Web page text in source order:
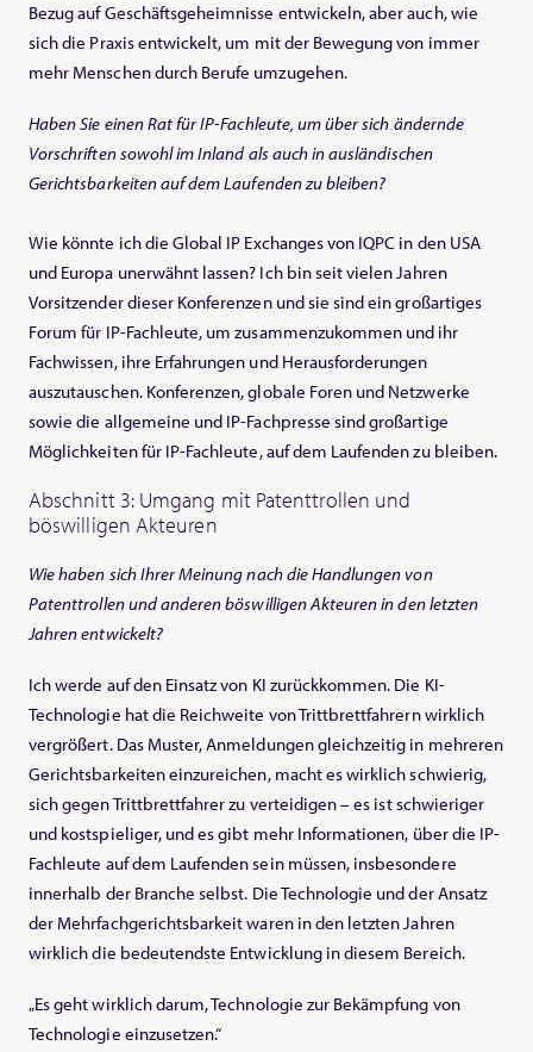
Bezug auf Geschäftsgeheimnisse entwickeln, aber auch, wie
sich die Praxis entwickelt, um mit der Bewegung von immer
mehr Menschen durch Berufe umzugehen.
Haben Sie einen Rat für IP-Fachleute, um über sich ändernde
Vorschriften sowohl im Inland als auch in ausländischen
Gerichtsbarkeiten auf dem Laufenden zu bleiben?
Wie könnte ich die Global IP Exchanges von IQPC in den USA
und Europa unerwähnt lassen? Ich bin seit vielen Jahren
Vorsitzender dieser Konferenzen und sie sind ein großartiges
Forum für IP-Fachleute, um zusammenzukommen und ihr
Fachwissen, ihre Erfahrungen und Herausforderungen
auszutauschen. Konferenzen, globale Foren und Netzwerke
sowie die allgemeine und IP-Fachpresse sind großartige
Möglichkeiten für IP-Fachleute, auf dem Laufenden zu bleiben.
Abschnitt 3: Umgang mit Patenttrollen und
böswilligen Akteuren
Wie haben sich Ihrer Meinung nach die Handlungen von
Patenttrollen und anderen böswilligen Akteuren in den letzten
Jahren entwickelt?
Ich werde auf den Einsatz von KI zurückkommen. Die KI-
Technologie hat die Reichweite von Trittbrettfahrern wirklich
vergrößert. Das Muster, Anmeldungen gleichzeitig in mehreren
Gerichtsbarkeiten einzureichen, macht es wirklich schwierig,
sich gegen Trittbrettfahrer zu verteidigen – es ist schwieriger
und kostspieliger, und es gibt mehr Informationen, über die IP-
Fachleute auf dem Laufenden sein müssen, insbesondere
innerhalb der Branche selbst. Die Technologie und der Ansatz
der Mehrfachgerichtsbarkeit waren in den letzten Jahren
wirklich die bedeutendste Entwicklung in diesem Bereich.
„Es geht wirklich darum, Technologie zur Bekämpfung von
Technologie einzusetzen.“